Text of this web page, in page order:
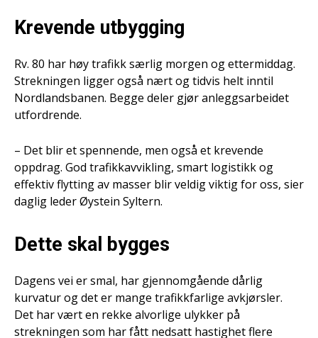
Krevende utbygging
Rv. 80 har høy trafikk særlig morgen og ettermiddag.
Strekningen ligger også nært og tidvis helt inntil
Nordlandsbanen. Begge deler gjør anleggsarbeidet
utfordrende.
– Det blir et spennende, men også et krevende
oppdrag. God trafikkavvikling, smart logistikk og
effektiv flytting av masser blir veldig viktig for oss, sier
daglig leder Øystein Syltern.
Dette skal bygges
Dagens vei er smal, har gjennomgående dårlig
kurvatur og det er mange trafikkfarlige avkjørsler.
Det har vært en rekke alvorlige ulykker på
strekningen som har fått nedsatt hastighet flere